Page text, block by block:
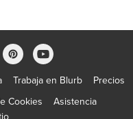
Trabaja en Blurb
Precios
Cookies
Asistencia